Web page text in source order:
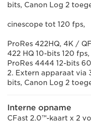
bits, Canon Log 2
4,5K tot
cinescope tot 120 fps,
Bijsnijden
ProRes 422HQ, 4K /
422 HQ 10-bits 120
ProRes 4444 12-bits
2. Extern apparaat via
bits, Canon Log 2
Interne opname
CFast 2.0™-kaart x 2